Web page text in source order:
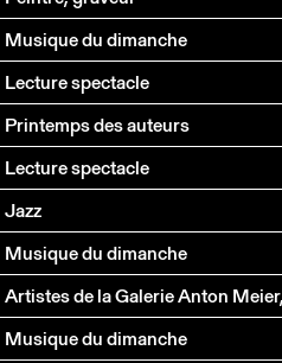
Musique du dimanche
Lecture spectacle
Printemps des auteurs
Lecture spectacle
Jazz
Musique du dimanche
Artistes de la Galerie Anton
Musique du dimanche